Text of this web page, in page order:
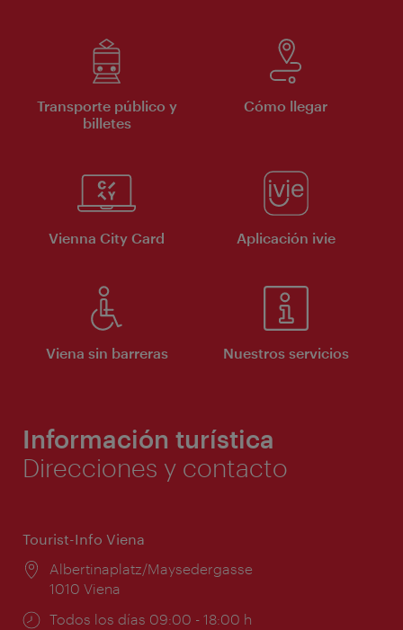
Transporte público y
billetes
Cómo llegar
Vienna City Card Aplicación ivie
Viena sin barreras Nuestros servicios
Información turística
Direcciones y contacto
Tourist-Info Viena
Lugar:
Albertinaplatz/Maysedergasse
1010 Viena
Horarios
Todos los días 09:00 - 18:00 h